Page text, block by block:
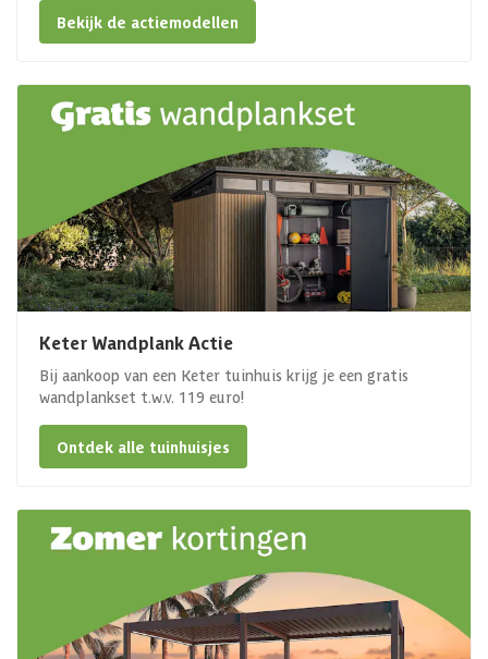
Bekijk de actiemodellen
Keter Wandplank Actie
Bij aankoop van een Keter tuinhuis krijg je een gratis
wandplankset t.w.v. 119 euro!
Ontdek alle tuinhuisjes